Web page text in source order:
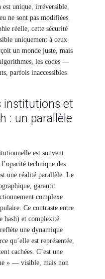
est unique, irréversible,
ne sont pas modifiées.
réelle, cette sécurité
uniquement à ceux
un monde juste, mais
les codes —
parfois inaccessibles
institutions et
: un parallèle
est souvent
technique des
une réalité parallèle. Le
garantit
complexe
Ce contraste entre
et complexité
une dynamique
qu’elle est représentée,
cachées. C’est une
» — visible, mais non